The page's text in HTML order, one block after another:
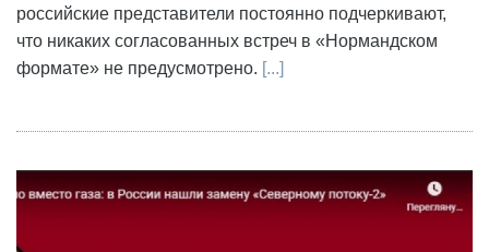
российские представители постоянно подчеркивают,
что никаких согласованных встреч в «Нормандском
формате» не предусмотрено. [...]